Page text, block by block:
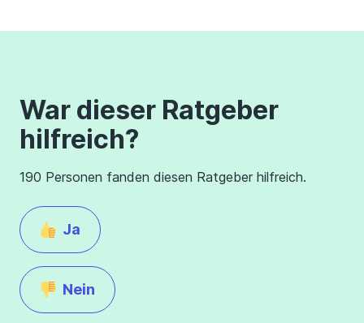
War dieser Ratgeber
hilfreich?
190 Personen fanden diesen Ratgeber hilfreich.
Ja
Nein